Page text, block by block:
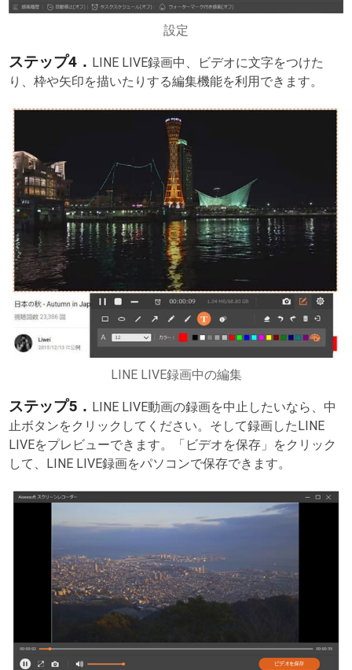
設定
ステップ4． LINE LIVE録画中、ビデオに文字をつけた
り、枠や矢印を描いたりする編集機能を利用できます。
LINE LIVE録画中の編集
ステップ5． LINE LIVE動画の録画を中止したいなら、中
止ボタンをクリックしてください。そして録画したLINE
LIVEをプレビューできます。「ビデオを保存」をクリック
して、LINE LIVE録画をパソコンで保存できます。